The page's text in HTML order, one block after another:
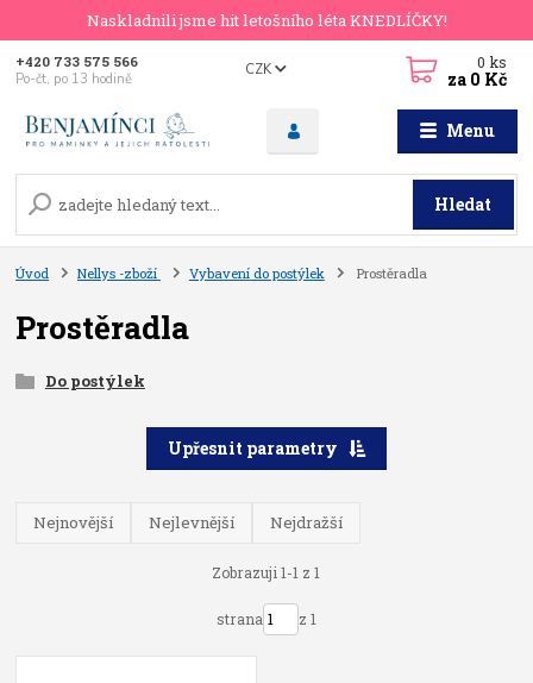
Naskladnili jsme hit letošního léta KNEDLÍČKY!
Menu
CZK
Hledat
+420 733 575 566
Po-čt, po 13 hodině
0ks
za 0 Kč
Úvod Nellys -zboží Vybavení do postýlek Prostěradla
Prostěradla
Do postýlek
Upřesnit parametry
Nejnovější Nejlevnější Nejdražší
Zobrazuji 1-1 z 1
strana z 1